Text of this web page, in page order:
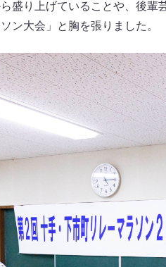
盛り上げていることや、後
ン大会」と胸を張りました。